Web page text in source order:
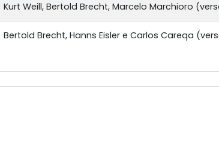
Kurt Weill, Bertold Brecht, Marcelo Marchioro
Bertold Brecht, Hanns Eisler e Carlos Careqa